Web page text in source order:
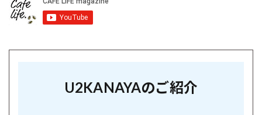
U2KANAYAのご紹介